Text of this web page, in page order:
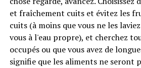
et fraîchement cuits et évitez les
cuits (à moins que vous ne les
vous à l'eau propre), et cherchez
occupés ou que vous avez de
signifie que les aliments ne seront